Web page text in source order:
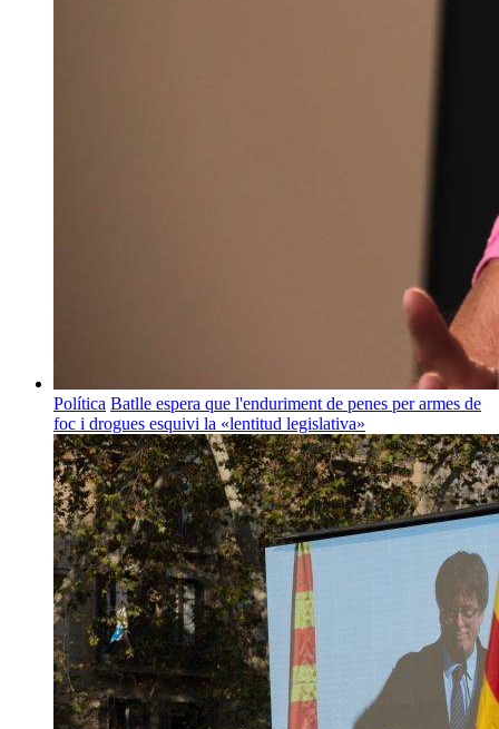
Política Batlle espera que l'enduriment de penes per armes de
foc i drogues esquivi la «lentitud legislativa»